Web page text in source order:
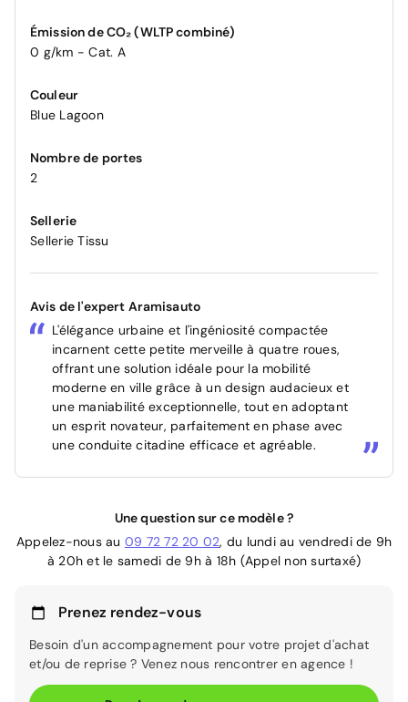
Émission de CO₂ (WLTP combiné)
0 g/km - Cat. A
Couleur
Blue Lagoon
Nombre de portes
2
Sellerie
Sellerie Tissu
Avis de l'expert Aramisauto
L'élégance urbaine et l'ingéniosité compactée
incarnent cette petite merveille à quatre roues,
offrant une solution idéale pour la mobilité
moderne en ville grâce à un design audacieux et
une maniabilité exceptionnelle, tout en adoptant
un esprit novateur, parfaitement en phase avec
une conduite citadine efficace et agréable.
Une question sur ce modèle ?
Appelez-nous au 09 72 72 20 02, du lundi au vendredi de 9h
à 20h et le samedi de 9h à 18h (Appel non surtaxé)
Prenez rendez-vous
Besoin d'un accompagnement pour votre projet d'achat
et/ou de reprise ? Venez nous rencontrer en agence !